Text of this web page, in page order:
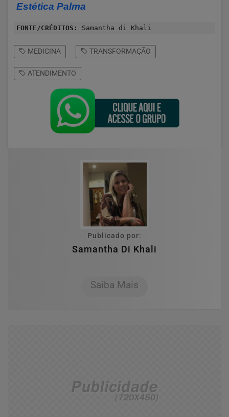
Estética Palma
FONTE/CRÉDITOS: Samantha di Khali
MEDICINA TRANSFORMAÇÃO
ATENDIMENTO
Publicado por:
Samantha Di Khali
Saiba Mais